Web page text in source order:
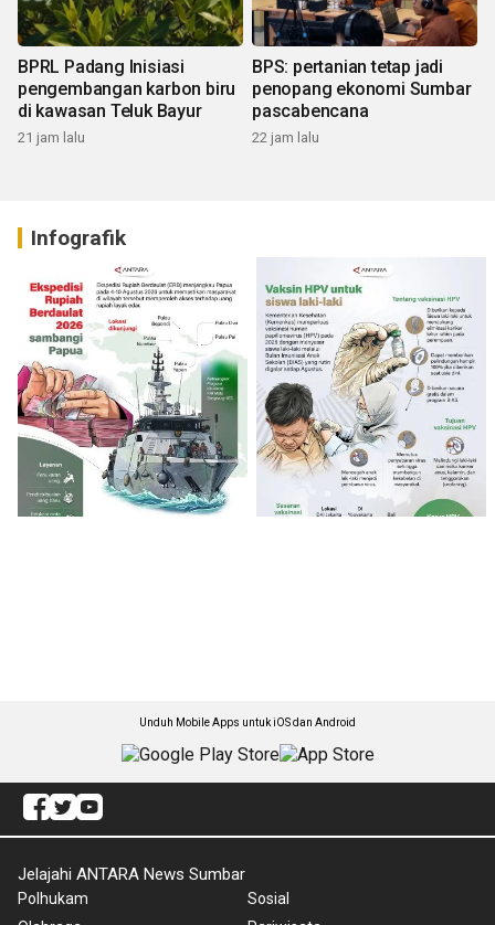
BPRL Padang Inisiasi
pengembangan karbon biru
di kawasan Teluk Bayur
21 jam lalu
BPS: pertanian tetap jadi
penopang ekonomi Sumbar
pascabencana
22 jam lalu
Infografik
Unduh Mobile Apps untuk iOS dan Android
Jelajahi ANTARA News Sumbar
Polhukam
Sosial